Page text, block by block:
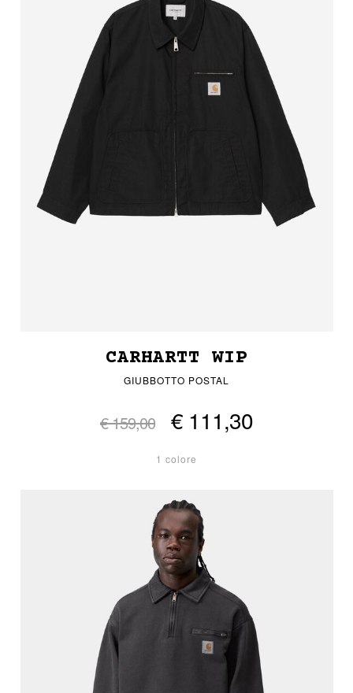
CARHARTT WIP
GIUBBOTTO POSTAL
€ 159,00 € 111,30
1 colore